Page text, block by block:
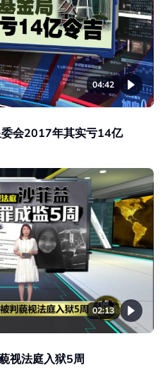
04:42
会2017年其实亏14亿
02:13
视法庭入狱5周